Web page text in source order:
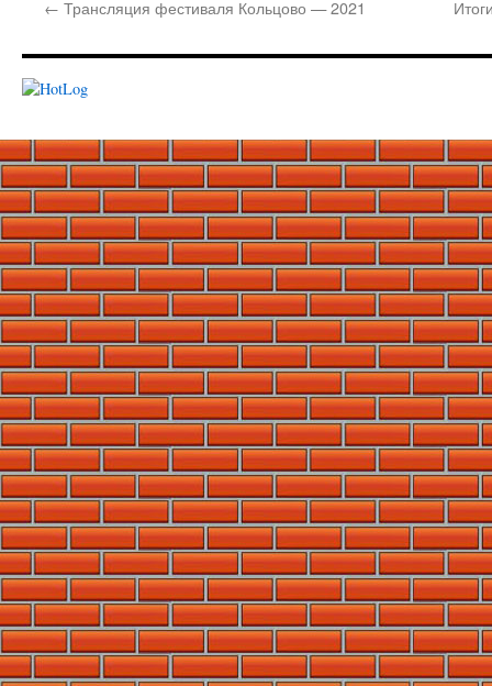
← Трансляция фестиваля Кольцово — 2021